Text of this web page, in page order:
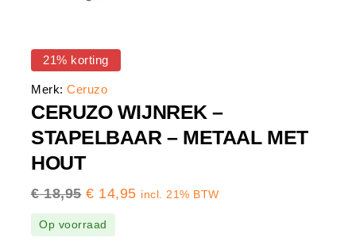
21% korting
Merk: Ceruzo
CERUZO WIJNREK –
STAPELBAAR – METAAL MET
HOUT
€18,95 € 14,95 incl. 21% BTW
Op voorraad